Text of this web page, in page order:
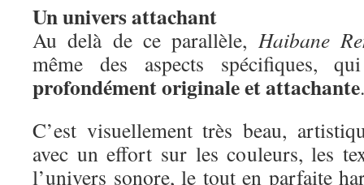
Un univers attachant
Au delà de ce parallèle, Haibane
même des aspects spécifiques,
profondément originale et attachante.
C’est visuellement très beau,
avec un effort sur les couleurs, les
l’univers sonore, le tout en parfaite